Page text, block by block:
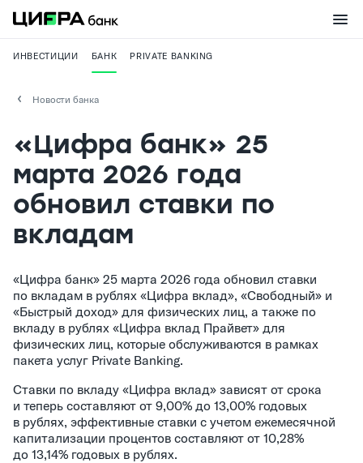
ИНВЕСТИЦИИ БАНК PRIVATE BANKING
Новости банка
«Цифра банк» 25
марта 2026 года
обновил ставки по
вкладам
«Цифра банк» 25 марта 2026 года обновил ставки
по вкладам в рублях «Цифра вклад», «Свободный» и
«Быстрый доход» для физических лиц, а также по
вкладу в рублях «Цифра вклад Прайвет» для
физических лиц, которые обслуживаются в рамках
пакета услуг Private Banking.
Ставки по вкладу «Цифра вклад» зависят от срока
и теперь составляют от 9,00% до 13,00% годовых
в рублях, эффективные ставки с учетом ежемесячной
капитализации процентов составляют от 10,28%
до 13,14% годовых в рублях.